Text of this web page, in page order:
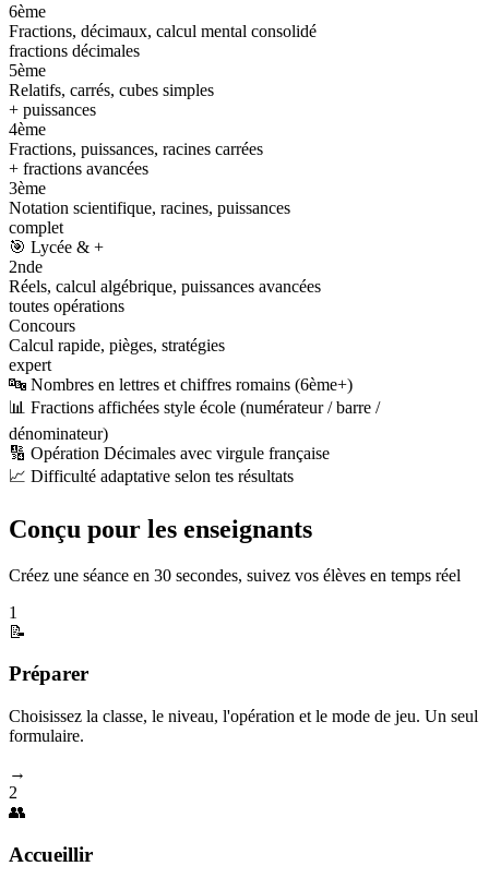
6ème
Fractions, décimaux, calcul mental consolidé
fractions décimales
5ème
Relatifs, carrés, cubes simples
+ puissances
4ème
Fractions, puissances, racines carrées
+ fractions avancées
3ème
Notation scientifique, racines, puissances
complet
🎯 Lycée & +
2nde
Réels, calcul algébrique, puissances avancées
toutes opérations
Concours
Calcul rapide, pièges, stratégies
expert
🔤 Nombres en lettres et chiffres romains (6ème+)
📊 Fractions affichées style école (numérateur / barre /
dénominateur)
🔢 Opération Décimales avec virgule française
📈 Difficulté adaptative selon tes résultats
Conçu pour les enseignants
Créez une séance en 30 secondes, suivez vos élèves en temps réel
1
📝
Préparer
Choisissez la classe, le niveau, l'opération et le mode de jeu. Un seul
formulaire.
→
2
👥
Accueillir